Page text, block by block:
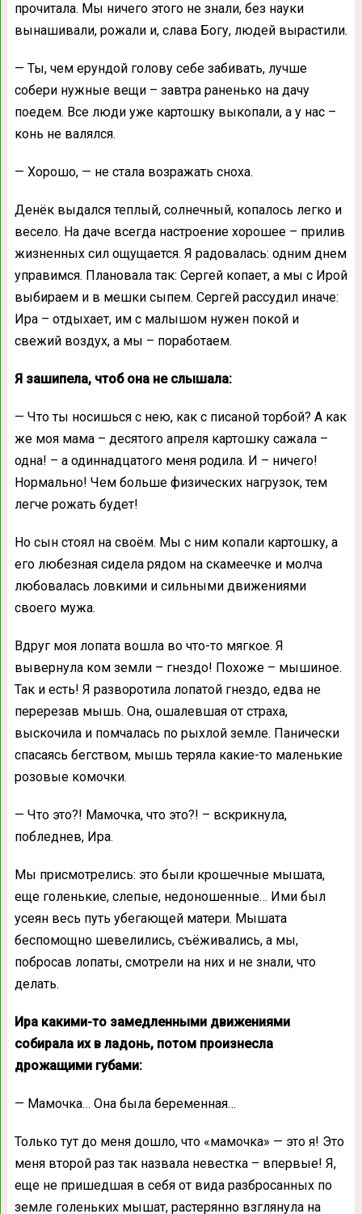
прочитала. Мы ничего этого не знали, без науки
вынашивали, рожали и, слава Богу, людей вырастили.
— Ты, чем ерундой голову себе забивать, лучше
собери нужные вещи – завтра раненько на дачу
поедем. Все люди уже картошку выкопали, а у нас –
конь не валялся.
— Хорошо, — не стала возражать сноха.
Денёк выдался теплый, солнечный, копалось легко и
весело. На даче всегда настроение хорошее – прилив
жизненных сил ощущается. Я радовалась: одним днем
управимся. Плановала так: Сергей копает, а мы с Ирой
выбираем и в мешки сыпем. Сергей рассудил иначе:
Ира – отдыхает, им с малышом нужен покой и
свежий воздух, а мы – поработаем.
Я зашипела, чтоб она не слышала:
— Что ты носишься с нею, как с писаной торбой? А как
же моя мама – десятого апреля картошку сажала –
одна! – а одиннадцатого меня родила. И – ничего!
Нормально! Чем больше физических нагрузок, тем
легче рожать будет!
Но сын стоял на своём. Мы с ним копали картошку, а
его любезная сидела рядом на скамеечке и молча
любовалась ловкими и сильными движениями
своего мужа.
Вдруг моя лопата вошла во что-то мягкое. Я
вывернула ком земли – гнездо! Похоже – мышиное.
Так и есть! Я разворотила лопатой гнездо, едва не
перерезав мышь. Она, ошалевшая от страха,
выскочила и помчалась по рыхлой земле. Панически
спасаясь бегством, мышь теряла какие-то маленькие
розовые комочки.
— Что это?! Мамочка, что это?! – вскрикнула,
побледнев, Ира.
Мы присмотрелись: это были крошечные мышата,
еще голенькие, слепые, недоношенные… Ими был
усеян весь путь убегающей матери. Мышата
беспомощно шевелились, съёживались, а мы,
побросав лопаты, смотрели на них и не знали, что
делать.
Ира какими-то замедленными движениями
собирала их в ладонь, потом произнесла
дрожащими губами:
— Мамочка… Она была беременная…
Только тут до меня дошло, что «мамочка» — это я! Это
меня второй раз так назвала невестка – впервые! Я,
еще не пришедшая в себя от вида разбросанных по
земле голеньких мышат, растерянно взглянула на